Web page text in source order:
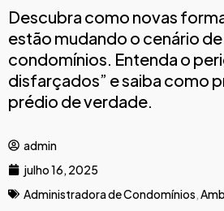
Descubra como novas
estão mudando o cenário
condomínios. Entenda o
disfarçados” e saiba como
prédio de verdade.
admin
julho 16, 2025
Administradora de Condomínios,